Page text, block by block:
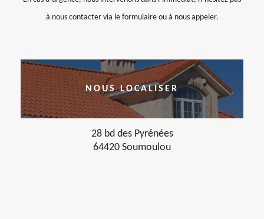
à nous contacter via le formulaire ou à nous appeler.
NOUS LOCALISER
28 bd des Pyrénées
64420 Soumoulou